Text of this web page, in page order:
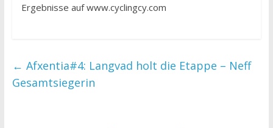
Ergebnisse auf www.cyclingcy.com
← Afxentia#4: Langvad holt die Etappe – Neff
Gesamtsiegerin